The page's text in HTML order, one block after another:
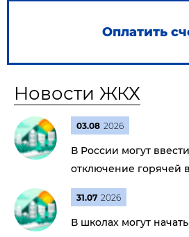
Оплатить
Новости ЖКХ
03.08 2026
В России могут
отключение горячей
31.07 2026
В школах могут